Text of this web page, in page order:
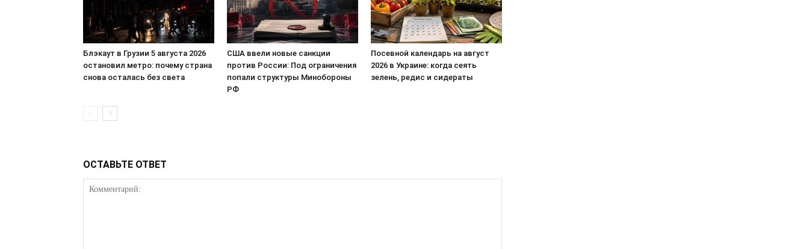
Блэкаут в Грузии 5 августа 2026
остановил метро: почему страна
снова осталась без света
США ввели новые санкции
против России: Под ограничения
попали структуры Минобороны
РФ
Посевной календарь на август
2026 в Украине: когда сеять
зелень, редис и сидераты
ОСТАВЬТЕ ОТВЕТ